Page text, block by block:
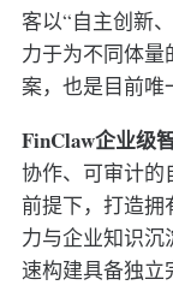
客以“自主创新
力于为不同体量
案，也是目前唯
FinClaw企业级
协作、可审计的
前提下，打造拥
力与企业知识沉
速构建具备独立